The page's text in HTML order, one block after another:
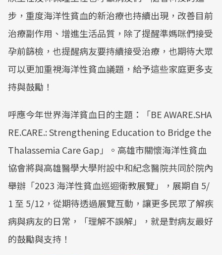
步，重度海洋性貧血的新治療也持續出現，改善目前
治療副作用、增進生活品質，除了提醒準媽咪們接受
孕前篩檢，也提醒病友要持續接受治療，也期待大眾
可以更加重視海洋性貧血議題，給予這些家庭更多支
持與鼓勵！
呼應今年世界海洋貧血日的主題：「BE AWARE.SHA
RE.CARE.: Strengthening Education to Bridge the
Thalassemia Care Gap」。高雄市關懷海洋性貧血
協會將與高雄醫學大學附設中和紀念醫院共同於院內
舉辦「2023 海洋性貧血巡迴衛教展覽」，展期自 5/
1 至 5/12，從期待透過展覽互動，讓更多民眾了解疾
病與病友的日常，「理解不誤解」，就是對病友最好
的鼓勵與支持！